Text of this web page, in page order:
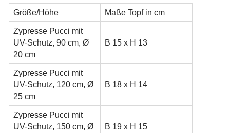
Größe/Höhe Maße Topf in cm
Zypresse Pucci mit
UV-Schutz, 90 cm, Ø
20 cm
B 15 x H 13
Zypresse Pucci mit
UV-Schutz, 120 cm, Ø
25 cm
B 18 x H 14
Zypresse Pucci mit
UV-Schutz, 150 cm, Ø
B 19 x H 15